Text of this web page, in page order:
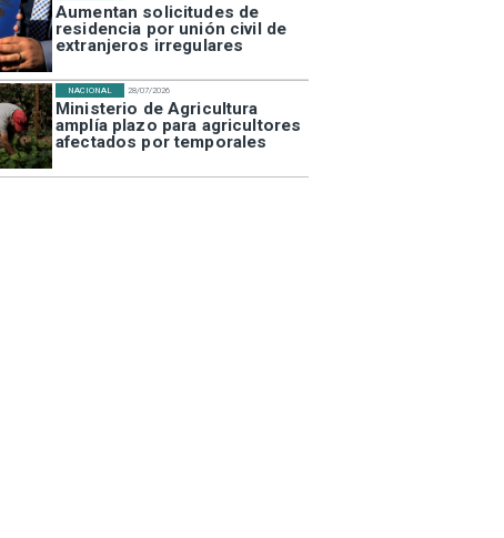
Aumentan solicitudes de
residencia por unión civil de
extranjeros irregulares
28/07/2026
Ministerio de Agricultura
amplía plazo para agricultores
afectados por temporales
NACIONAL